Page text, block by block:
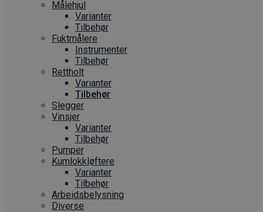
Målehjul
Varianter
Tilbehør
Fuktmålere
Instrumenter
Tilbehør
Rettholt
Varianter
Tilbehør
Slegger
Vinsjer
Varianter
Tilbehør
Pumper
Kumlokkløftere
Varianter
Tilbehør
Arbeidsbelysning
Diverse